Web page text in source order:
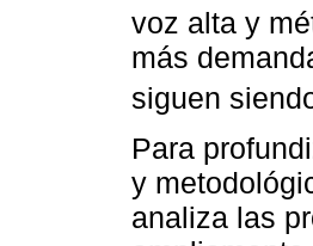
voz alta y
más
siguen
Para
y
analiza las